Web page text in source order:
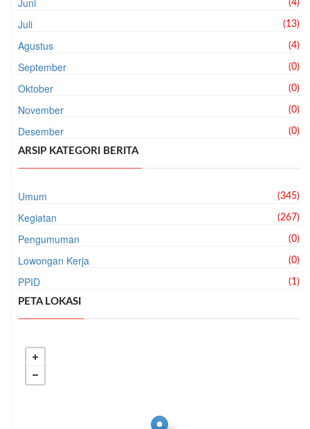
Juni (4)
Juli (13)
Agustus (4)
September (0)
Oktober (0)
November (0)
Desember (0)
ARSIP KATEGORI BERITA
Umum (345)
Kegiatan (267)
Pengumuman (0)
Lowongan Kerja (0)
PPID (1)
PETA LOKASI